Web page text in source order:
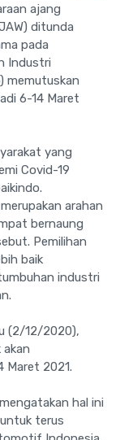
ajang
ditunda
pada
Industri
memutuskan
6-14 Maret
yang
Covid-19
arahan
bernaung
Pemilihan
baik
industri
(2/12/2020),
Maret 2021.
hal ini
terus